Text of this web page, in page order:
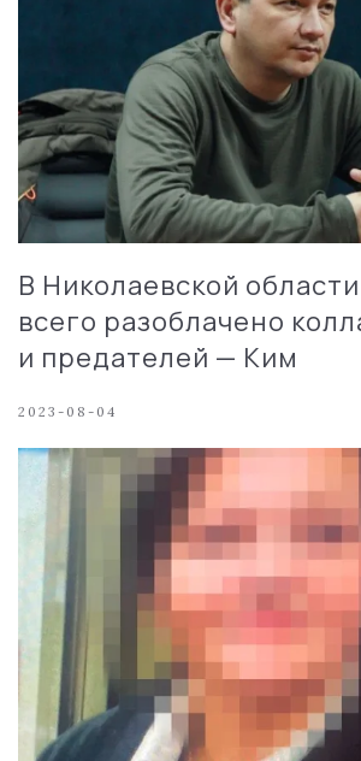
В Николаевской
всего разоблачено
и предателей — Ким
2023-08-04